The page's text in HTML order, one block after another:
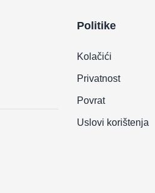
Politike
Kolačići
Privatnost
Povrat
Uslovi korištenja